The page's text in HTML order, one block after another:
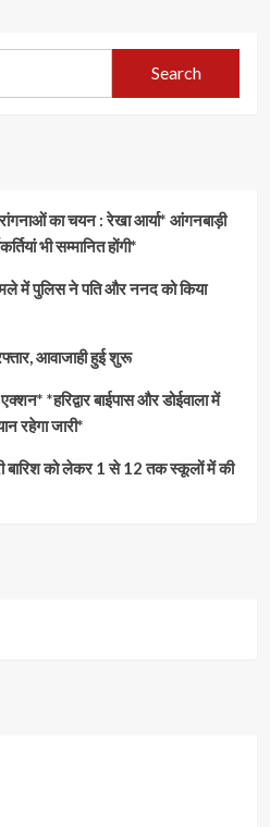
Search
का चयन : रेखा आर्या* आंगनबाड़ी
भी सम्मानित होंगी*
में पुलिस ने पति और ननद को किया
आवाजाही हुई शुरू
*हरिद्वार बाईपास और डोईवाला में
रहेगा जारी*
बारिश को लेकर 1 से 12 तक स्कूलों में की